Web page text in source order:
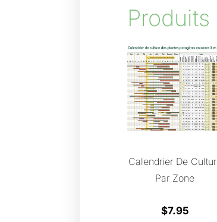
Calendrier De
Par Zone
$7.95